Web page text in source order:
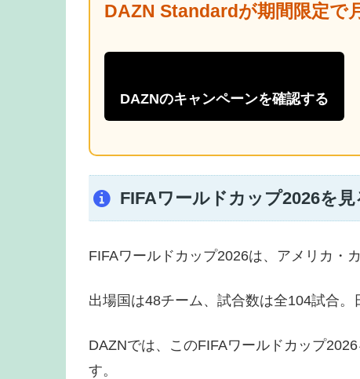
DAZN Standardが期間限定で
DAZNのキャンペーンを確認する
FIFAワールドカップ2026を
FIFAワールドカップ2026は、アメリカ・
出場国は48チーム、試合数は全104試合
DAZNでは、このFIFAワールドカップ
す。